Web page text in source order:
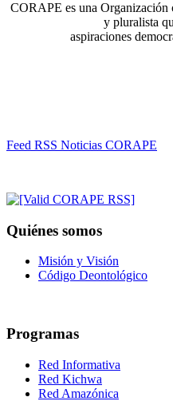
CORAPE es una Organización
y pluralista
aspiraciones
Feed RSS Noticias CORAPE
Quiénes somos
Misión y Visión
Código Deontológico
Programas
Red Informativa
Red Kichwa
Red Amazónica